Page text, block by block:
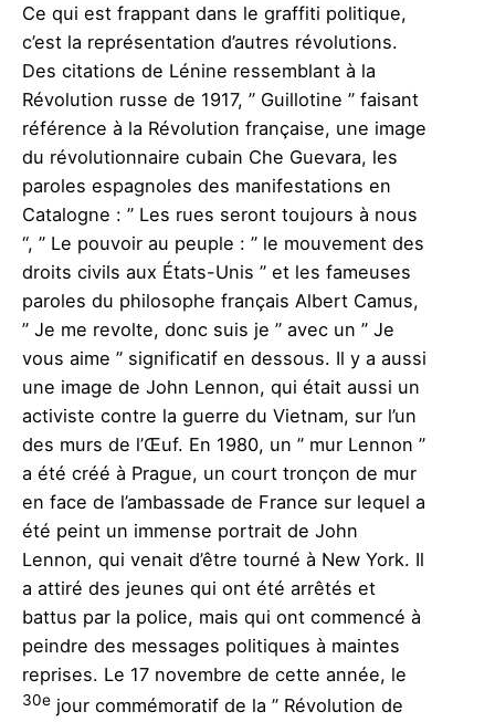
Ce qui est frappant dans le graffiti politique,
c’est la représentation d’autres révolutions.
Des citations de Lénine ressemblant à la
Révolution russe de 1917, ” Guillotine ” faisant
référence à la Révolution française, une image
du révolutionnaire cubain Che Guevara, les
paroles espagnoles des manifestations en
Catalogne : ” Les rues seront toujours à nous
“, ” Le pouvoir au peuple : ” le mouvement des
droits civils aux États-Unis ” et les fameuses
paroles du philosophe français Albert Camus,
” Je me revolte, donc suis je ” avec un ” Je
vous aime ” significatif en dessous. Il y a aussi
une image de John Lennon, qui était aussi un
activiste contre la guerre du Vietnam, sur l’un
des murs de l’Œuf. En 1980, un ” mur Lennon ”
a été créé à Prague, un court tronçon de mur
en face de l’ambassade de France sur lequel a
été peint un immense portrait de John
Lennon, qui venait d’être tourné à New York. Il
a attiré des jeunes qui ont été arrêtés et
battus par la police, mais qui ont commencé à
peindre des messages politiques à maintes
reprises. Le 17 novembre de cette année, le
30e jour commémoratif de la ” Révolution de